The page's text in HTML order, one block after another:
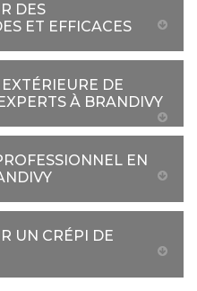
DES
ET EFFICACES
DE
À BRANDIVY
EN
UN CRÉPI DE